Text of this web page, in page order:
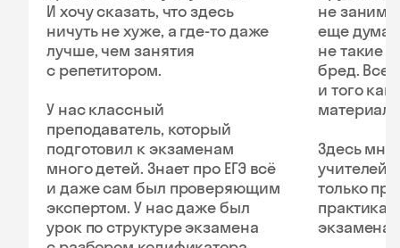
И хочу сказать, что здесь
ничуть не хуже, а где-то даже
лучше, чем занятия
с репетитором.
У нас классный
преподаватель, который
подготовил к экзаменам
много детей. Знает про ЕГЭ всё
и даже сам был проверяющим
экспертом. У нас даже был
урок по структуре экзамена
не
еще
не такие
бред. Все
и того
материал.
Здесь
учителей,
только
экзамена